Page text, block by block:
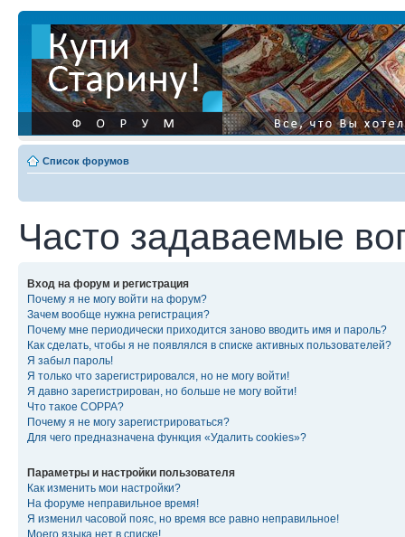
Список форумов
Часто задаваемые
Вход на форум и регистрация
Почему я не могу войти на форум?
Зачем вообще нужна регистрация?
Почему мне периодически приходится заново вводить имя и пароль?
Как сделать, чтобы я не появлялся в списке активных пользователей?
Я забыл пароль!
Я только что зарегистрировался, но не могу войти!
Я давно зарегистрирован, но больше не могу войти!
Что такое COPPA?
Почему я не могу зарегистрироваться?
Для чего предназначена функция «Удалить cookies»?
Параметры и настройки пользователя
Как изменить мои настройки?
На форуме неправильное время!
Я изменил часовой пояс, но время все равно неправильное!
Моего языка нет в списке!